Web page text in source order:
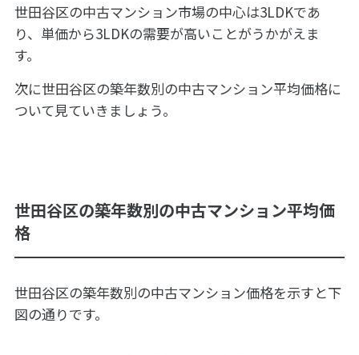
世田谷区の中古マンション市場の中心は3LDKであ
り、単価から3LDKの需要が高いことがうかがえま
す。
次に世田谷区の築年数別の中古マンション平均価格に
ついて見ていきましょう。
世田谷区の築年数別の中古マンション平均価
格
世田谷区の築年数別の中古マンション価格を示すと下
図の通りです。